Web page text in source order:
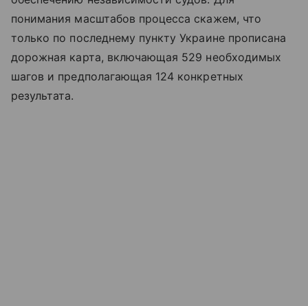
понимания масштабов процесса скажем, что
только по последнему пункту Украине прописана
дорожная карта, включающая 529 необходимых
шагов и предполагающая 124 конкретных
результата.